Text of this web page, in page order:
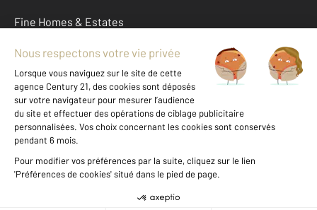
Fine Homes & Estates
À propos
International
Nous contacter
Données personnelles